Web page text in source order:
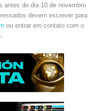
antes do dia 10 de novembro
devem escrever para
ou entrar em contato com o